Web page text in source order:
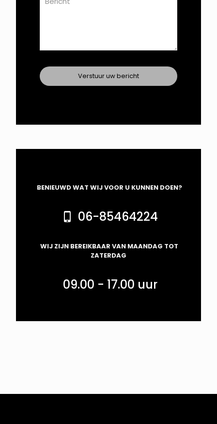
BENIEUWD WAT WIJ VOOR U KUNNEN DOEN?
06-85464224
WIJ ZIJN BEREIKBAAR VAN MAANDAG TOT
ZATERDAG
09.00 - 17.00 uur